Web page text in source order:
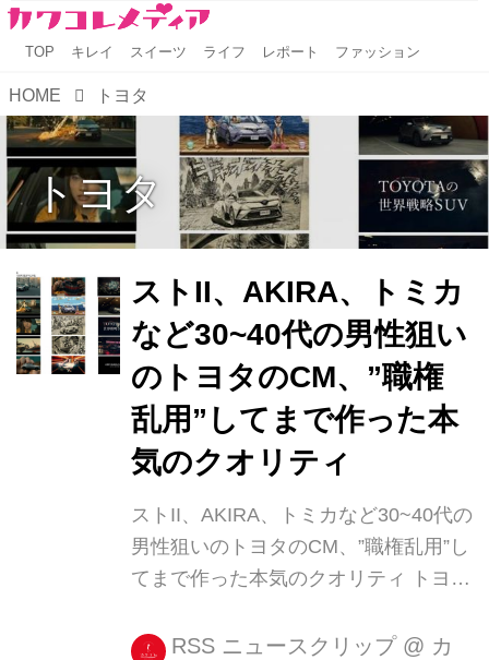
TOP キレイ スイーツ ライフ レポート ファッション
HOME トヨタ
トヨタ
ストII、AKIRA、トミカ
など30~40代の男性狙い
のトヨタのCM、”職権
乱用”してまで作った本
気のクオリティ
ストII、AKIRA、トミカなど30~40代の
男性狙いのトヨタのCM、”職権乱用”し
てまで作った本気のクオリティ トヨタ
レビCMを公開した。 ミニカーの王様
RSS ニュースクリップ @ カ